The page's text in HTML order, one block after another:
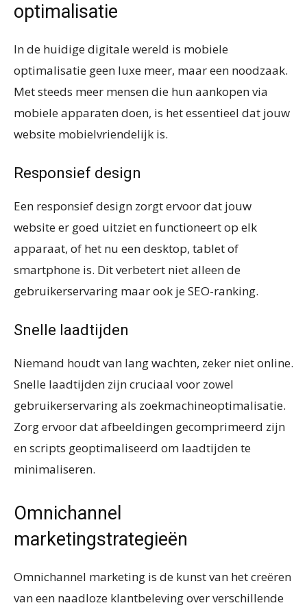
optimalisatie
In de huidige digitale wereld is mobiele
optimalisatie geen luxe meer, maar een noodzaak.
Met steeds meer mensen die hun aankopen via
mobiele apparaten doen, is het essentieel dat jouw
website mobielvriendelijk is.
Responsief design
Een responsief design zorgt ervoor dat jouw
website er goed uitziet en functioneert op elk
apparaat, of het nu een desktop, tablet of
smartphone is. Dit verbetert niet alleen de
gebruikerservaring maar ook je SEO-ranking.
Snelle laadtijden
Niemand houdt van lang wachten, zeker niet online.
Snelle laadtijden zijn cruciaal voor zowel
gebruikerservaring als zoekmachineoptimalisatie.
Zorg ervoor dat afbeeldingen gecomprimeerd zijn
en scripts geoptimaliseerd om laadtijden te
minimaliseren.
Omnichannel
marketingstrategieën
Omnichannel marketing is de kunst van het creëren
van een naadloze klantbeleving over verschillende